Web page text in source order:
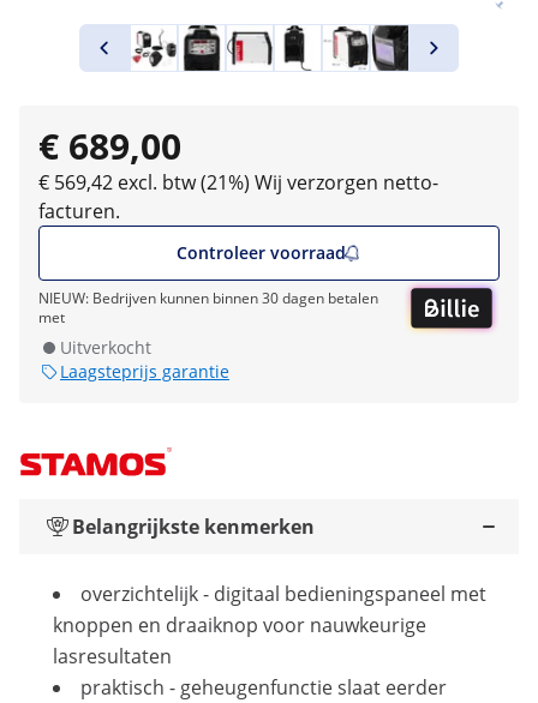
€ 689,00
€ 569,42 excl. btw (21%) Wij verzorgen netto-
facturen.
Controleer voorraad
NIEUW: Bedrijven kunnen binnen 30 dagen betalen
met
Uitverkocht
Laagsteprijs garantie
Belangrijkste kenmerken
overzichtelijk - digitaal bedieningspaneel met
knoppen en draaiknop voor nauwkeurige
lasresultaten
praktisch - geheugenfunctie slaat eerder